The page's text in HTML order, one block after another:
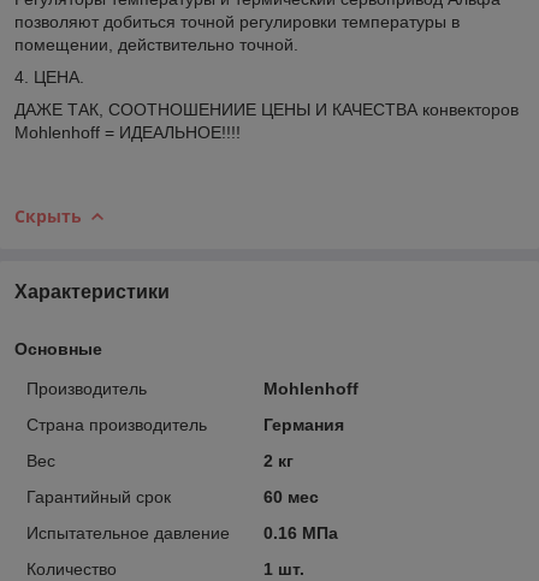
позволяют добиться точной регулировки температуры в
помещении, действительно точной.
4. ЦЕНА.
ДАЖЕ ТАК, СООТНОШЕНИИЕ ЦЕНЫ И КАЧЕСТВА конвекторов
Mohlenhoff = ИДЕАЛЬНОЕ!!!!
Скрыть
Характеристики
Основные
Производитель
Mohlenhoff
Страна производитель
Германия
Вес
2 кг
Гарантийный срок
60 мес
Испытательное давление
0.16 МПа
Количество
1 шт.